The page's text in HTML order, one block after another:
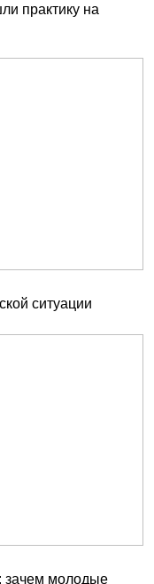
практику на
ситуации
зачем молодые